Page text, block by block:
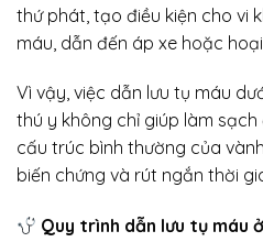
thứ phát, tạo điều kiện cho vi
máu, dẫn đến áp xe hoặc
Vì vậy, việc dẫn lưu tụ máu
thú y không chỉ giúp làm
cấu trúc bình thường của
biến chứng và rút ngắn thời
Quy trình dẫn lưu tụ máu